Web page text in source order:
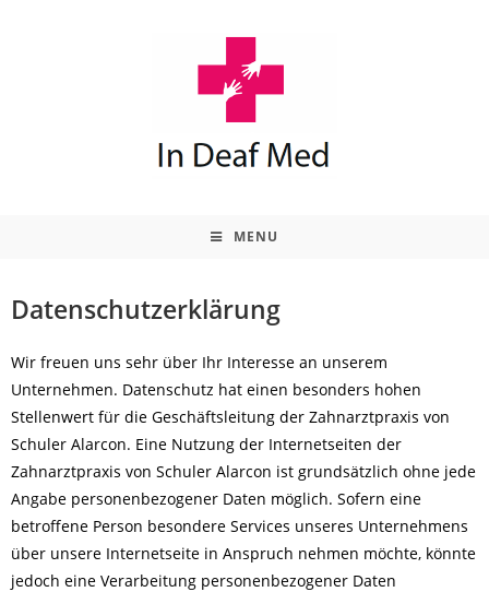
MENU
Datenschutzerklärung
Wir freuen uns sehr über Ihr Interesse an unserem
Unternehmen. Datenschutz hat einen besonders hohen
Stellenwert für die Geschäftsleitung der Zahnarztpraxis von
Schuler Alarcon. Eine Nutzung der Internetseiten der
Zahnarztpraxis von Schuler Alarcon ist grundsätzlich ohne jede
Angabe personenbezogener Daten möglich. Sofern eine
betroffene Person besondere Services unseres Unternehmens
über unsere Internetseite in Anspruch nehmen möchte, könnte
jedoch eine Verarbeitung personenbezogener Daten